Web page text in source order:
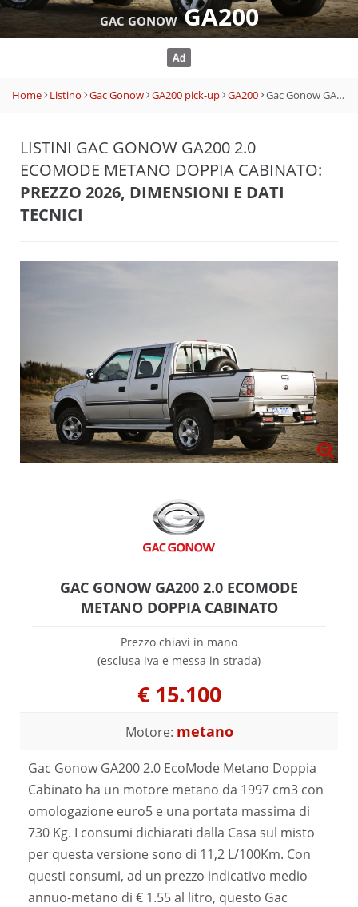
GAC GONOWGA200
Home Listino Gac Gonow GA200 pick-up GA200 Gac Gonow GA200 2.0 EcoMode Metano Doppia Cabinato
LISTINI GAC GONOW GA200 2.0
ECOMODE METANO DOPPIA CABINATO:
PREZZO 2026, DIMENSIONI E DATI
TECNICI
GAC GONOW GA200 2.0 ECOMODE
METANO DOPPIA CABINATO
Prezzo chiavi in mano
(esclusa iva e messa in strada)
€ 15.100
Motore: metano
Gac Gonow GA200 2.0 EcoMode Metano Doppia
Cabinato ha un motore metano da 1997 cm3 con
omologazione euro5 e una portata massima di
730 Kg. I consumi dichiarati dalla Casa sul misto
per questa versione sono di 11,2 L/100Km. Con
questi consumi, ad un prezzo indicativo medio
annuo-metano di € 1.55 al litro, questo Gac